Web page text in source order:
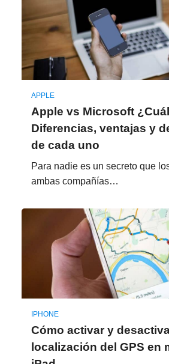
APPLE
Apple vs Microsoft
Diferencias, ventajas y
de cada uno
Para nadie es un secreto que
ambas compañías…
IPHONE
Cómo activar y
localización del GPS en